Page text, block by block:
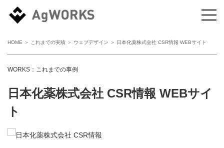
HOME ＞ これまでの実績 ＞ ウェブデザイン ＞ 日本化薬株式会社 CSR情報 WEBサイト
WORKS：これまでの事例
日本化薬株式会社 CSR情報 WEBサイ
ト